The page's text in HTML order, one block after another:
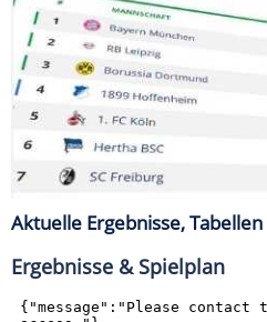
Aktuelle Ergebnisse,
Ergebnisse & Spielplan